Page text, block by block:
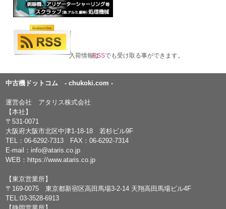
入荷情報はRSSでも受け取る事ができます。
中古機ドットコム - chukoki.com -
運営会社 アタリス株式会社
【本社】
〒531-0071
大阪府大阪市北区中津1-18-18 若杉ビル9F
TEL：06-6292-7313 FAX：06-6292-7314
E-mail： info@ataris.co.jp
WEB： https://www.ataris.co.jp
【東京営業所】
〒169-0075 東京都新宿区高田馬場3-2-14 天翔高田馬場ビル4F
TEL:03-3528-6913